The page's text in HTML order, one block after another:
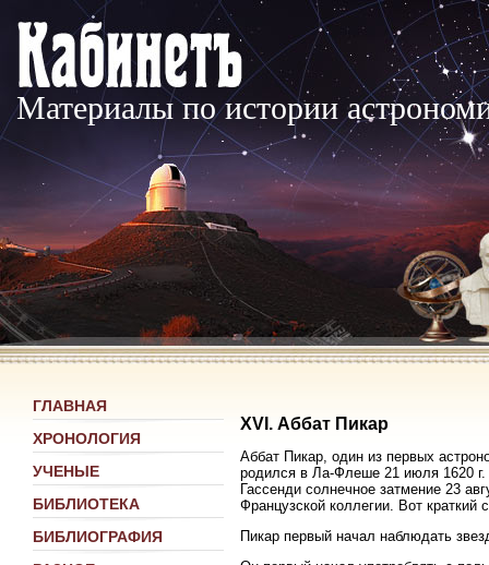
Материалы по истории
ГЛАВНАЯ
ХРОНОЛОГИЯ
УЧЕНЫЕ
БИБЛИОТЕКА
БИБЛИОГРАФИЯ
XVI. Аббат Пикар
Аббат Пикар, один из первых
родился в Ла-Флеше 21 июля 1620
Гассенди солнечное затмение 23
Французской коллегии. Вот краткий
Пикар первый начал наблюдать